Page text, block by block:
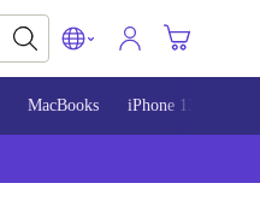
MacBooks iPhone 13